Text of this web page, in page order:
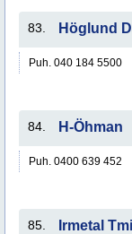
83. Höglund
Puh. 040 184 5500
84. H-Öhman
Puh. 0400 639 452
85. Irmetal Tmi